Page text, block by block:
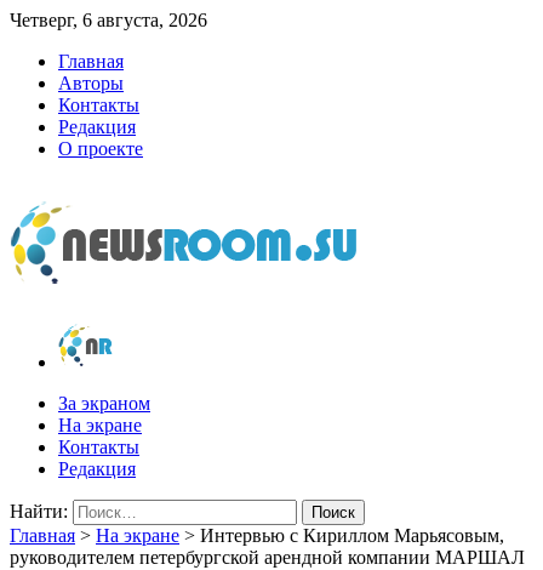
Четверг, 6 августа, 2026
Главная
Авторы
Контакты
Редакция
О проекте
newsroom.su
Новости о новостях
За экраном
На экране
Контакты
Редакция
Найти:
Главная > На экране > Интервью с Кириллом Марьясовым,
руководителем петербургской арендной компании МАРШАЛ